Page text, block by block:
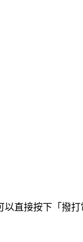
直接按下「撥